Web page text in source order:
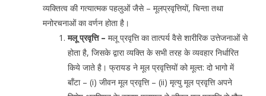
व्यक्तित्व की गत्यात्मक पहलुओं जैसे – मूलप्रवृत्तियों, चिन्ता तथा
मनोरचनाओं का वर्णन होता है।
मलू प्रवृत्ति – मलू प्रवृत्ति का तात्पर्य वैसे शारीरिक उत्तेजनाओं से
होता है, जिसके द्वारा व्यक्ति के सभी तरह के व्यवहार निर्धारित
किये जाते है। फ्रायड ने मूल प्रवृत्तियों को मूल्त: दो भागो में
बाँटा – (i) जीवन मूल प्रवृत्ति – (ii) मृत्यु मूल प्रवृत्ति अपने